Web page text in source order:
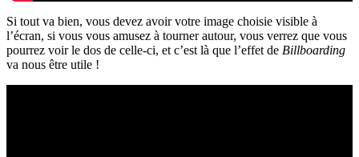
Si tout va bien, vous devez avoir votre image choisie visible à
l’écran, si vous vous amusez à tourner autour, vous verrez que vous
pourrez voir le dos de celle-ci, et c’est là que l’effet de Billboarding
va nous être utile !